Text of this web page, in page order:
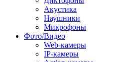
Акустика
Наушники
Микрофоны
Фото/Видео
Web-камеры
IP-камеры